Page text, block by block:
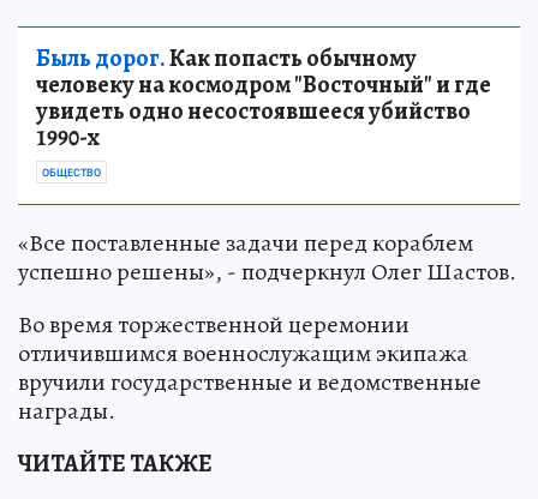
Быль дорог.Как попасть обычному
человеку на космодром "Восточный" и где
увидеть одно несостоявшееся убийство
1990-х
ОБЩЕСТВО
«Все поставленные задачи перед кораблем
успешно решены», - подчеркнул Олег Шастов.
Во время торжественной церемонии
отличившимся военнослужащим экипажа
вручили государственные и ведомственные
награды.
ЧИТАЙТЕ ТАКЖЕ